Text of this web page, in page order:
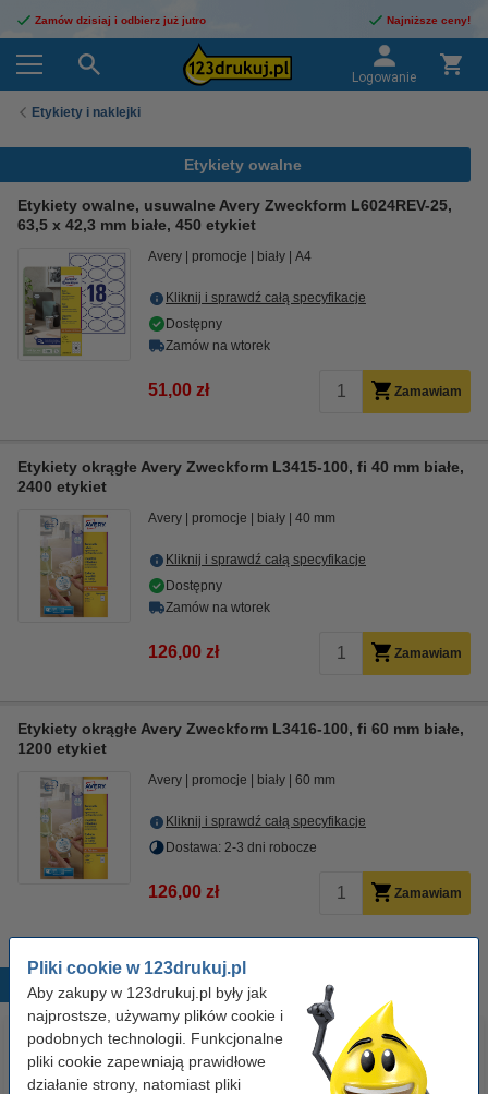
Pliki cookie w 123drukuj.pl
Aby zakupy w 123drukuj.pl były jak
najprostsze, używamy plików cookie i
podobnych technologii. Funkcjonalne
pliki cookie zapewniają prawidłowe
działanie strony, natomiast pliki
Zamów dzisiaj i odbierz już jutro Najniższe ceny!
Logowanie
Etykiety i naklejki
Etykiety owalne
Etykiety owalne, usuwalne Avery Zweckform L6024REV-25,
63,5 x 42,3 mm białe, 450 etykiet
Avery promocje biały A4
Kliknij i sprawdź całą specyfikacje
Dostępny
Zamów na wtorek
51,00 zł Zamawiam
Etykiety okrągłe Avery Zweckform L3415-100, fi 40 mm białe,
2400 etykiet
Avery promocje biały 40 mm
Kliknij i sprawdź całą specyfikacje
Dostępny
Zamów na wtorek
126,00 zł Zamawiam
Etykiety okrągłe Avery Zweckform L3416-100, fi 60 mm białe,
1200 etykiet
Avery promocje biały 60 mm
Kliknij i sprawdź całą specyfikacje
Dostawa: 2-3 dni robocze
126,00 zł Zamawiam
Popularne produkty